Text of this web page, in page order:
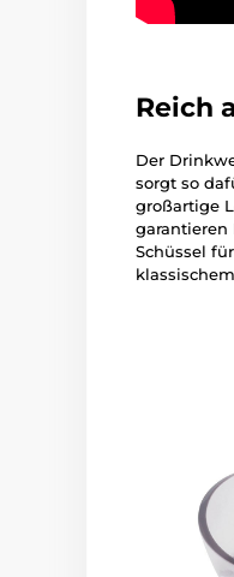
Reich
Der
sorgt so
großartige
garantieren
Schüssel